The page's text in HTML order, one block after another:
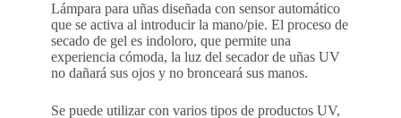
Lámpara para uñas diseñada con sensor automático
que se activa al introducir la mano/pie. El proceso de
secado de gel es indoloro, que permite una
experiencia cómoda, la luz del secador de uñas UV
no dañará sus ojos y no bronceará sus manos.
Se puede utilizar con varios tipos de productos UV,